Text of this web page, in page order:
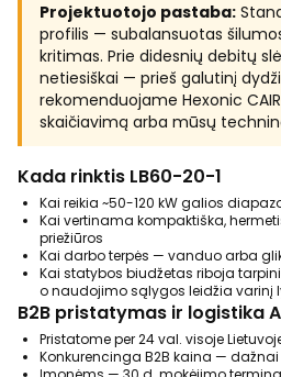
Projektuotojo pastaba:
profilis — subalansuotas
kritimas. Prie didesnių debitų
netiesiškai — prieš galutinį
rekomenduojame Hexonic
skaičiavimą arba mūsų
Kada rinktis LB60-20-1
Kai reikia ~50-120 kW galios
Kai vertinama kompaktiška,
priežiūros
Kai darbo terpės — vanduo arba
Kai statybos biudžetas riboja
o naudojimo sąlygos leidžia varinį
B2B pristatymas ir logistika
Pristatome per 24 val. visoje
Konkurencinga B2B kaina —